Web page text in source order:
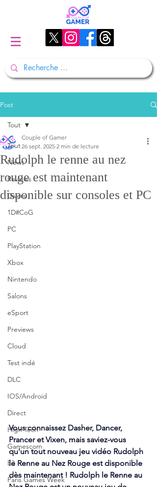
Post
Tout
News
Reviews
Divers
1D#CoG
PC
PlayStation
Xbox
Nintendo
Salons
eSport
Previews
Cloud
Test indé
DLC
IOS/Android
Direct
High Tech
Gamescom
E3
Paris Games Week
Tout
Rudolph le renne au nez
rouge est maintenant
disponible sur consoles et PC
Couple of Gamer
26 sept. 2025 2 min de lecture
Vous connaissez Dasher, Dancer,
Prancer et Vixen, mais saviez-vous
qu'un tout nouveau jeu vidéo Rudolph
le Renne au Nez Rouge est disponible
dès maintenant ! Rudolph le Renne au